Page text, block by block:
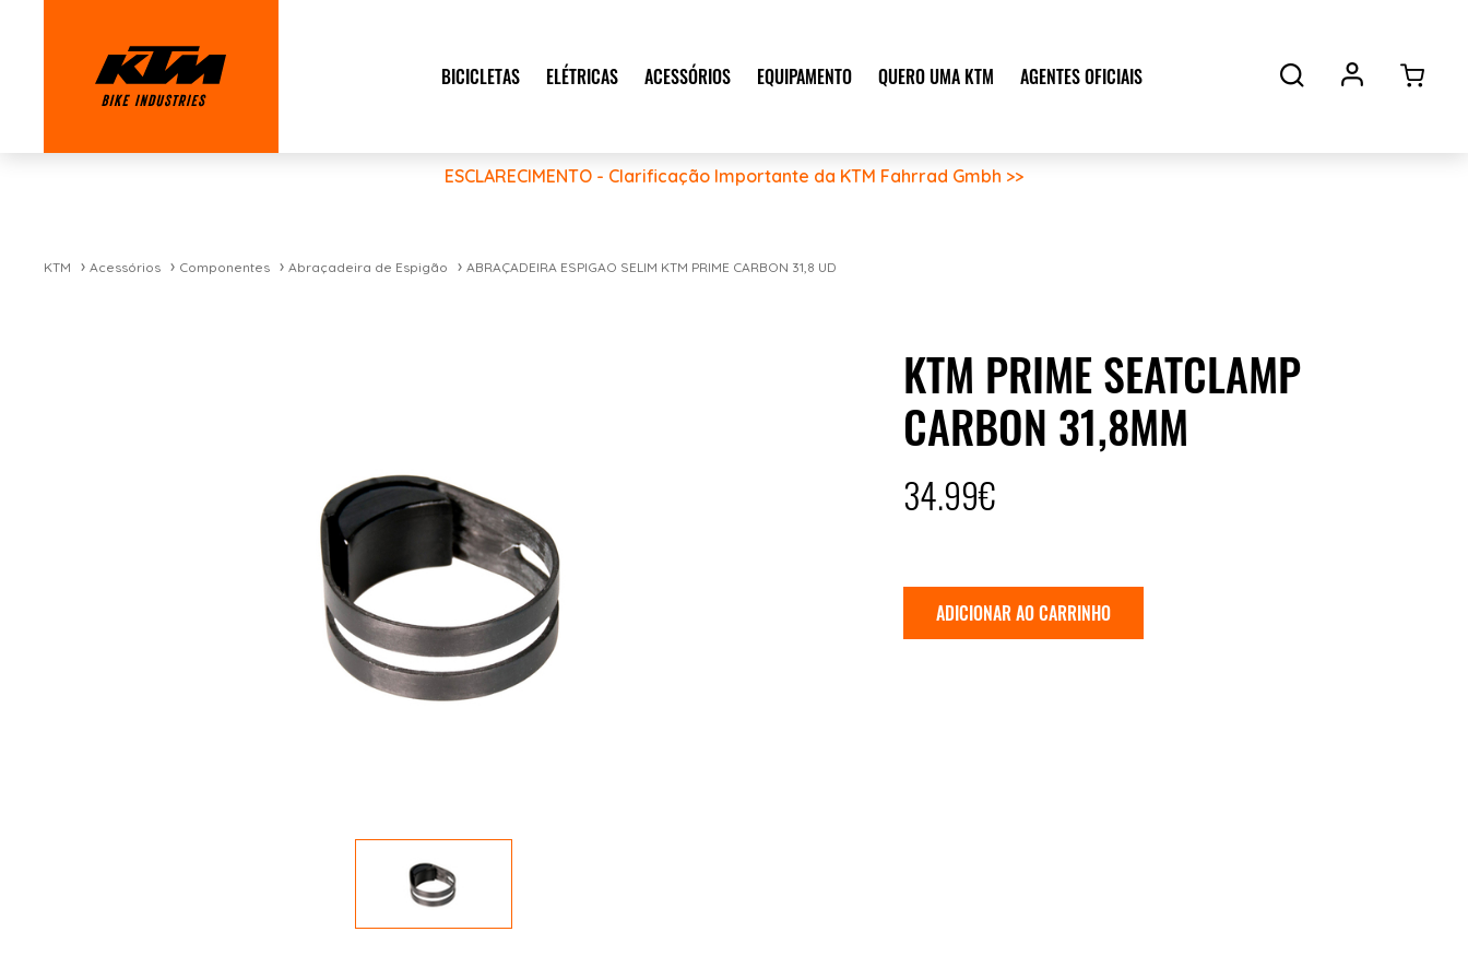
BICICLETAS ELÉTRICAS ACESSÓRIOS EQUIPAMENTO QUERO UMA KTM AGENTES OFICIAIS
ESCLARECIMENTO - Clarificação Importante da KTM Fahrrad Gmbh >>
KTM Acessórios Componentes Abraçadeira de Espigão ABRAÇADEIRA ESPIGAO SELIM KTM PRIME CARBON 31,8 UD
KTM PRIME SEATCLAMP
CARBON 31,8MM
34.99€
ADICIONAR AO CARRINHO